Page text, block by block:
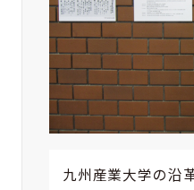
九州産業大学の沿